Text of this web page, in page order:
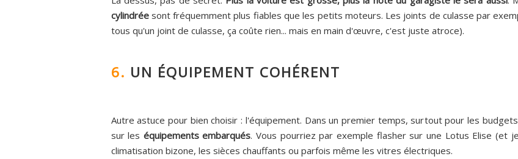
cylindréesont fréquemment plus fiables que les petits moteurs. Les joints de culasse par
tous qu'un joint de culasse, ça coûte rien... mais en main d'œuvre, c'est juste atroce).
6. UN ÉQUIPEMENT COHÉRENT
Autre astuce pour bien choisir : l'équipement. Dans un premier temps, surtout pour les
sur les équipements embarqués. Vous pourriez par exemple flasher sur une Lotus Elise (et
climatisation bizone, les sièces chauffants ou parfois même les vitres électriques.